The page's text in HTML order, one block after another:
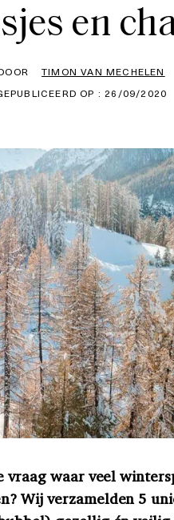
en
TIMON VAN MECHELEN
OP : 26/09/2020
vraag waar veel
Wij verzamelden 5